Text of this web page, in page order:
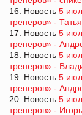
16. Новость 5
тренеров» -
17. Новость 5
тренеров» -
18. Новость 5
тренеров» -
19. Новость 5
тренеров» -
20. Новость 5
тренеров» -